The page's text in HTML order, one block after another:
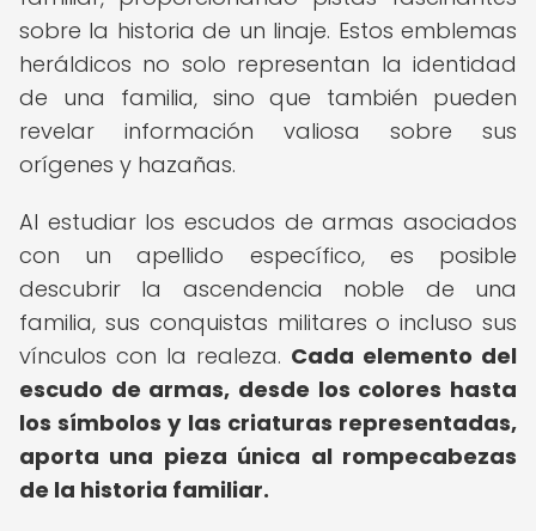
sobre la historia de un linaje. Estos emblemas
heráldicos no solo representan la identidad
de una familia, sino que también pueden
revelar información valiosa sobre sus
orígenes y hazañas.
Al estudiar los escudos de armas asociados
con un apellido específico, es posible
descubrir la ascendencia noble de una
familia, sus conquistas militares o incluso sus
vínculos con la realeza. Cada elemento del
escudo de armas, desde los colores hasta
los símbolos y las criaturas representadas,
aporta una pieza única al rompecabezas
de la historia familiar.